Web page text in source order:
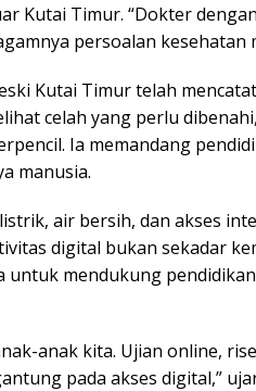
Kutai Timur. “Dokter
persoalan kesehatan
Kutai Timur telah
celah yang perlu
Ia memandang
manusia.
air bersih, dan akses
digital bukan sekadar
mendukung
anak kita. Ujian online,
pada akses digital,”